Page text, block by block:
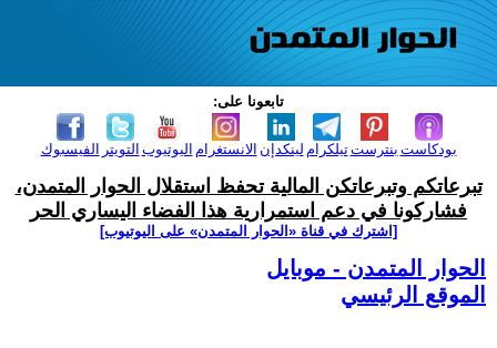
تابعونا على:
الفيسبوك التويتر اليوتيوب الانستغرام لينكدإن تيلكرامبنترست بودكاست
تبرعاتكم وتبرعاتكن المالية تحفظ استقلال الحوار المتمدن،
فشاركونا في دعم استمرارية هذا الفضاء اليساري الحر
[اشترك في قناة ‫«الحوار المتمدن» على اليوتيوب]
الحوار المتمدن - موبايل
الموقع الرئيسي